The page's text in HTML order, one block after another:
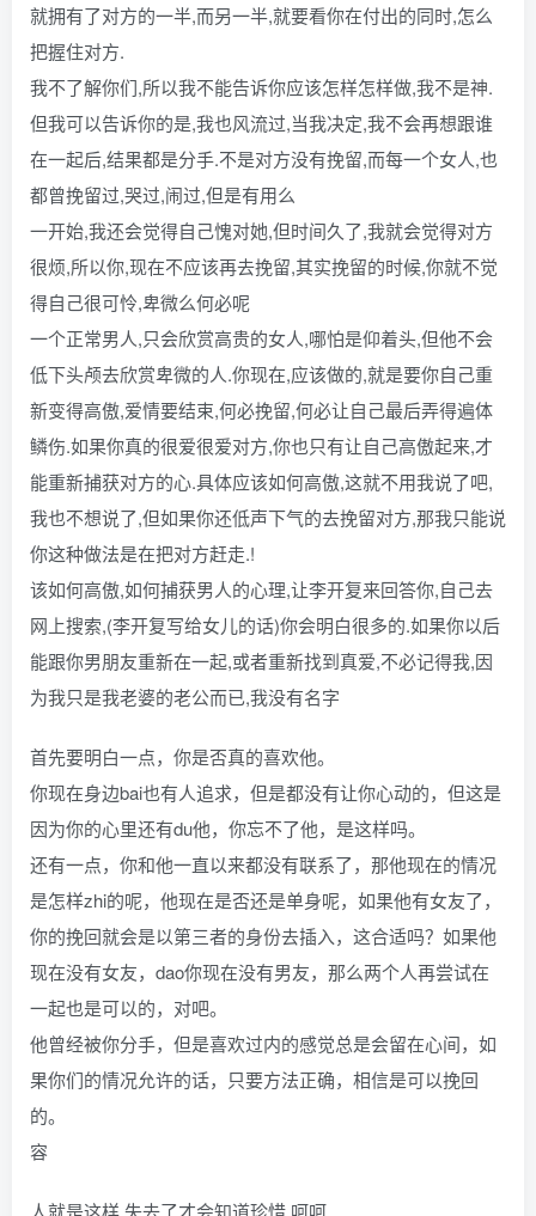
就拥有了对方的一半,而另一半,就要看你在付出的同时,怎么
把握住对方.
我不了解你们,所以我不能告诉你应该怎样怎样做,我不是神.
但我可以告诉你的是,我也风流过,当我决定,我不会再想跟谁
在一起后,结果都是分手.不是对方没有挽留,而每一个女人,也
都曾挽留过,哭过,闹过,但是有用么
一开始,我还会觉得自己愧对她,但时间久了,我就会觉得对方
很烦,所以你,现在不应该再去挽留,其实挽留的时候,你就不觉
得自己很可怜,卑微么何必呢
一个正常男人,只会欣赏高贵的女人,哪怕是仰着头,但他不会
低下头颅去欣赏卑微的人.你现在,应该做的,就是要你自己重
新变得高傲,爱情要结束,何必挽留,何必让自己最后弄得遍体
鳞伤.如果你真的很爱很爱对方,你也只有让自己高傲起来,才
能重新捕获对方的心.具体应该如何高傲,这就不用我说了吧,
我也不想说了,但如果你还低声下气的去挽留对方,那我只能说
你这种做法是在把对方赶走.!
该如何高傲,如何捕获男人的心理,让李开复来回答你,自己去
网上搜索,(李开复写给女儿的话)你会明白很多的.如果你以后
能跟你男朋友重新在一起,或者重新找到真爱,不必记得我,因
为我只是我老婆的老公而已,我没有名字
首先要明白一点，你是否真的喜欢他。
你现在身边bai也有人追求，但是都没有让你心动的，但这是
因为你的心里还有du他，你忘不了他，是这样吗。
还有一点，你和他一直以来都没有联系了，那他现在的情况
是怎样zhi的呢，他现在是否还是单身呢，如果他有女友了，
你的挽回就会是以第三者的身份去插入，这合适吗？如果他
现在没有女友，dao你现在没有男友，那么两个人再尝试在
一起也是可以的，对吧。
他曾经被你分手，但是喜欢过内的感觉总是会留在心间，如
果你们的情况允许的话，只要方法正确，相信是可以挽回
的。
容
人就是这样 失去了才会知道珍惜 呵呵